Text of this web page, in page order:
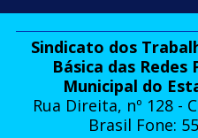
Sindicato dos
Básica das Redes
Municipal do
Rua Direita, nº 128 -
Brasil Fone: